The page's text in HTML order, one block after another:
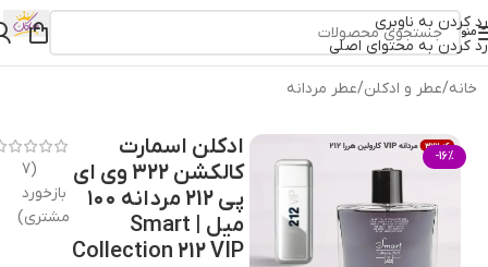
رد کردن به ناوبری
رد کردن به محتوای اصلی
منو
خانه/عطر و ادکلن/عطر مردانه
-16%
ادکلن اسمارت
کالکشن 322 وی ای
پی 212 مردانه ۱۰۰
میل | Smart
Collection 212 VIP
(
7
بازخورد
مشتری)